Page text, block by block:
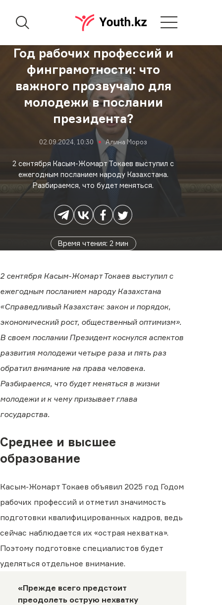
Год рабочих профессий и
финграмотности: что
важного прозвучало для
молодежи в послании
президента?
02.09.2024, 10:30 Алина Мороз
2 сентября Касым-Жомарт Токаев выступил с
ежегодным посланием народу Казахстана.
Разбираемся, что будет меняться.
Время чтения:2 мин
2 сентября Касым-Жомарт Токаев выступил с
ежегодным посланием народу Казахстана
«Справедливый Казахстан: закон и порядок,
экономический рост, общественный оптимизм».
В своем послании Президент коснулся аспектов
развития молодежи четыре раза и пять раз
обратил внимание на права человека.
Разбираемся, что будет меняться в жизни
молодежи и к чему призывает глава
государства.
Среднее и высшее
образование
Касым-Жомарт Токаев объявил 2025 год Годом
рабочих профессий и отметил значимость
подготовки квалифицированных кадров, ведь
сейчас наблюдается их «острая нехватка».
Поэтому подготовке специалистов будет
уделяться отдельное внимание.
«Прежде всего предстоит
преодолеть острую нехватку